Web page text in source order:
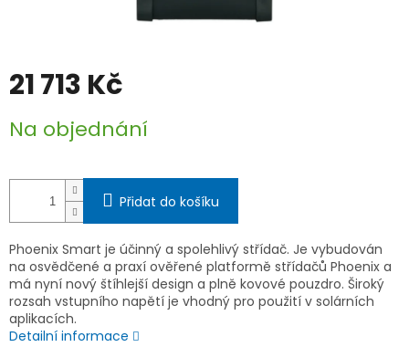
21 713 Kč
cena:
Na objednání
Přidat do košíku
Phoenix Smart je účinný a spolehlivý střídač. Je vybudován
na osvědčené a praxí ověřené platformě střídačů Phoenix a
má nyní nový štíhlejší design a plně kovové pouzdro. Široký
rozsah vstupního napětí je vhodný pro použití v solárních
aplikacích.
Detailní informace